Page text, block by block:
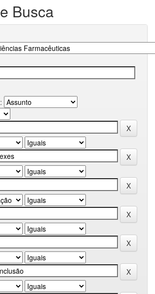
Busca